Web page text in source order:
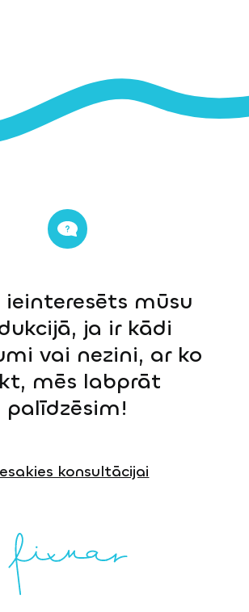
ieinteresēts mūsu
ja ir kādi
vai nezini, ar ko
mēs labprāt
palīdzēsim!
konsultācijai